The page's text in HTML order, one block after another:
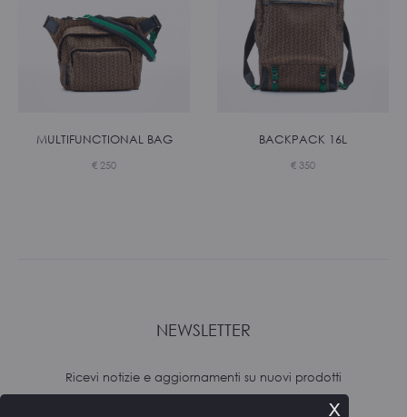
MULTIFUNCTIONAL BAG
€ 250
BACKPACK 16L
€ 350
NEWSLETTER
Ricevi notizie e aggiornamenti su nuovi prodotti
x